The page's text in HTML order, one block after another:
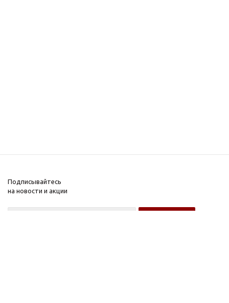
Подписывайтесь
на новости и акции